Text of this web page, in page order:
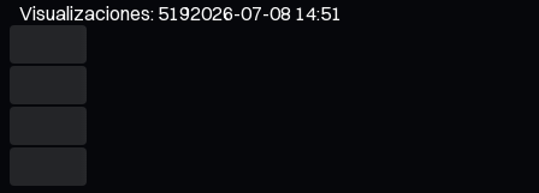
Visualizaciones: 5192026-07-08 14:51